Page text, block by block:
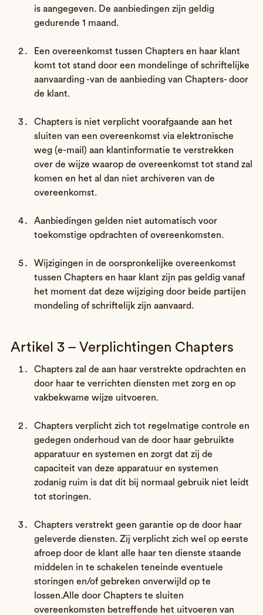
is aangegeven. De aanbiedingen zijn geldig
gedurende 1 maand.
Een overeenkomst tussen Chapters en haar klant
komt tot stand door een mondelinge of schriftelijke
aanvaarding -van de aanbieding van Chapters- door
de klant.
Chapters is niet verplicht voorafgaande aan het
sluiten van een overeenkomst via elektronische
weg (e-mail) aan klantinformatie te verstrekken
over de wijze waarop de overeenkomst tot stand zal
komen en het al dan niet archiveren van de
overeenkomst.
Aanbiedingen gelden niet automatisch voor
toekomstige opdrachten of overeenkomsten.
Wijzigingen in de oorspronkelijke overeenkomst
tussen Chapters en haar klant zijn pas geldig vanaf
het moment dat deze wijziging door beide partijen
mondeling of schriftelijk zijn aanvaard.
Artikel 3 – Verplichtingen Chapters
Chapters zal de aan haar verstrekte opdrachten en
door haar te verrichten diensten met zorg en op
vakbekwame wijze uitvoeren.
Chapters verplicht zich tot regelmatige controle en
gedegen onderhoud van de door haar gebruikte
apparatuur en systemen en zorgt dat zij de
capaciteit van deze apparatuur en systemen
zodanig ruim is dat dit bij normaal gebruik niet leidt
tot storingen.
Chapters verstrekt geen garantie op de door haar
geleverde diensten. Zij verplicht zich wel op eerste
afroep door de klant alle haar ten dienste staande
middelen in te schakelen teneinde eventuele
storingen en/of gebreken onverwijld op te
lossen.Alle door Chapters te sluiten
overeenkomsten betreffende het uitvoeren van